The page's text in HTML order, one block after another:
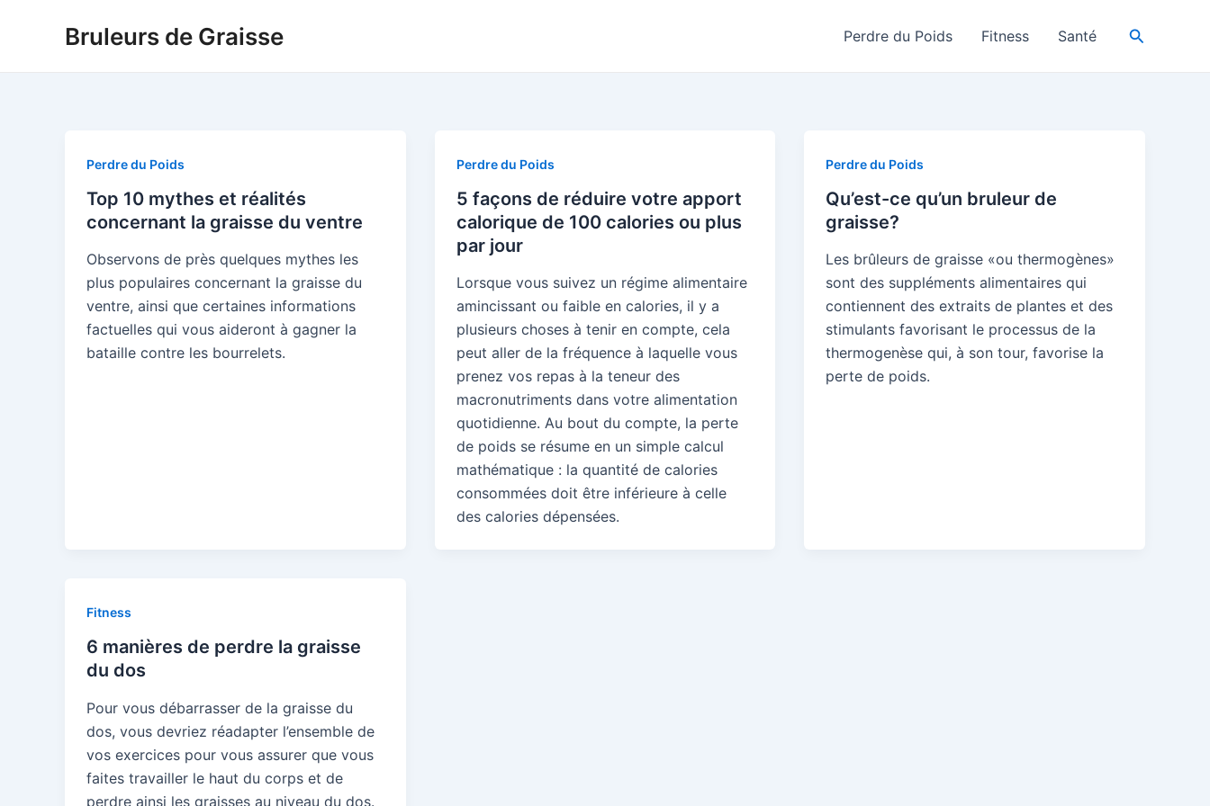
Bruleurs de Graisse Perdre du Poids Fitness Santé Search
Perdre du Poids
Top 10 mythes et réalités
concernant la graisse du ventre
Observons de près quelques mythes les
plus populaires concernant la graisse du
ventre, ainsi que certaines informations
factuelles qui vous aideront à gagner la
bataille contre les bourrelets.
Perdre du Poids
5 façons de réduire votre apport
calorique de 100 calories ou plus
par jour
Lorsque vous suivez un régime alimentaire
amincissant ou faible en calories, il y a
plusieurs choses à tenir en compte, cela
peut aller de la fréquence à laquelle vous
prenez vos repas à la teneur des
macronutriments dans votre alimentation
quotidienne. Au bout du compte, la perte
de poids se résume en un simple calcul
mathématique : la quantité de calories
consommées doit être inférieure à celle
des calories dépensées.
Perdre du Poids
Qu’est-ce qu’un bruleur de
graisse?
Les brûleurs de graisse «ou thermogènes»
sont des suppléments alimentaires qui
contiennent des extraits de plantes et des
stimulants favorisant le processus de la
thermogenèse qui, à son tour, favorise la
perte de poids.
Fitness
6 manières de perdre la graisse
du dos
Pour vous débarrasser de la graisse du
dos, vous devriez réadapter l’ensemble de
vos exercices pour vous assurer que vous
faites travailler le haut du corps et de
perdre ainsi les graisses au niveau du dos.